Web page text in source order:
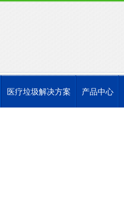
医疗垃圾解决方案 产品中心